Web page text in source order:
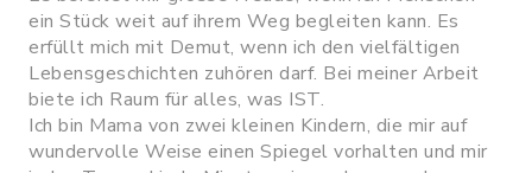
ein Stück weit auf ihrem Weg begleiten kann. Es
erfüllt mich mit Demut, wenn ich den vielfältigen
Lebensgeschichten zuhören darf. Bei meiner Arbeit
biete ich Raum für alles, was IST.
Ich bin Mama von zwei kleinen Kindern, die mir auf
wundervolle Weise einen Spiegel vorhalten und mir